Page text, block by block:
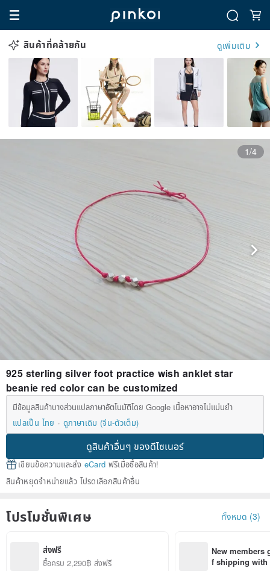
สินค้าที่คล้ายกัน ดูเพิ่มเติม
1/4
925 sterling silver foot practice wish anklet star
beanie red color can be customized
มีข้อมูลสินค้าบางส่วนแปลภาษาอัตโนมัติโดย Google เนื้อหาอาจไม่แม่นยำ
แปลเป็น ไทย
ดูภาษาเดิม (จีน-ตัวเต็ม)
ดูสินค้าอื่นๆ ของดีไซเนอร์
เขียนข้อความและส่ง eCard ฟรีเมื่อซื้อสินค้า!
สินค้าหยุดจำหน่ายแล้ว โปรดเลือกสินค้าอื่น
โปรโมชั่นพิเศษ ทั้งหมด (3)
ส่งฟรี
ซื้อครบ 2,290฿ ส่งฟรี
New members
f shipping